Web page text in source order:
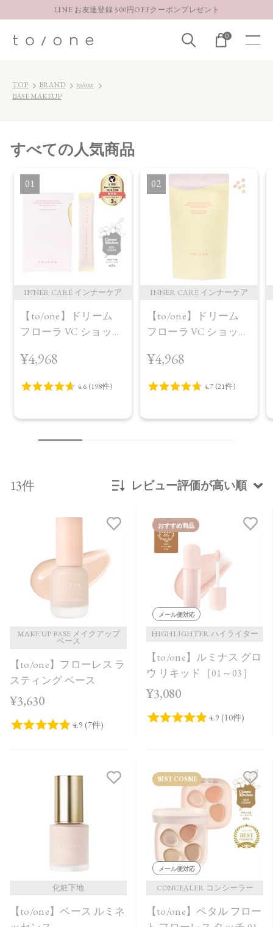
LINE お友達登録 500円OFFクーポンプレゼント
お得な定期購入コースはこちら
0
TOP BRAND
to/one
BASE MAKEUP
すべての人気商品
1
INNER CARE インナーケア
【to/one】ドリーム
フローラ VC ショット
¥4,968
2
INNER CARE インナーケア
【to/one】ドリーム
フローラ VC ショット
プラス＜限定品＞
¥4,968
13件 レビュー評価が高い順
レビューが多い順
レビュー評価が高い順
MAKE UP BASE メイクアップ
ベース
【to/one】フローレス ラ
スティング ベース
¥3,630
おすすめ商品
メール便対応
HIGHLIGHTER ハイライター
【to/one】ルミナス グロ
ウ リキッド［01～03］
¥3,080
化粧下地
【to/one】ベース ルミネ
BEST COSME
メール便対応
CONCEALER コンシーラー
【to/one】ペタル フロー